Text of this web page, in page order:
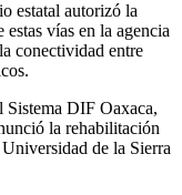
estatal autorizó la
vías en la agencia
conectividad entre
Sistema DIF Oaxaca,
la rehabilitación
de la Sierra